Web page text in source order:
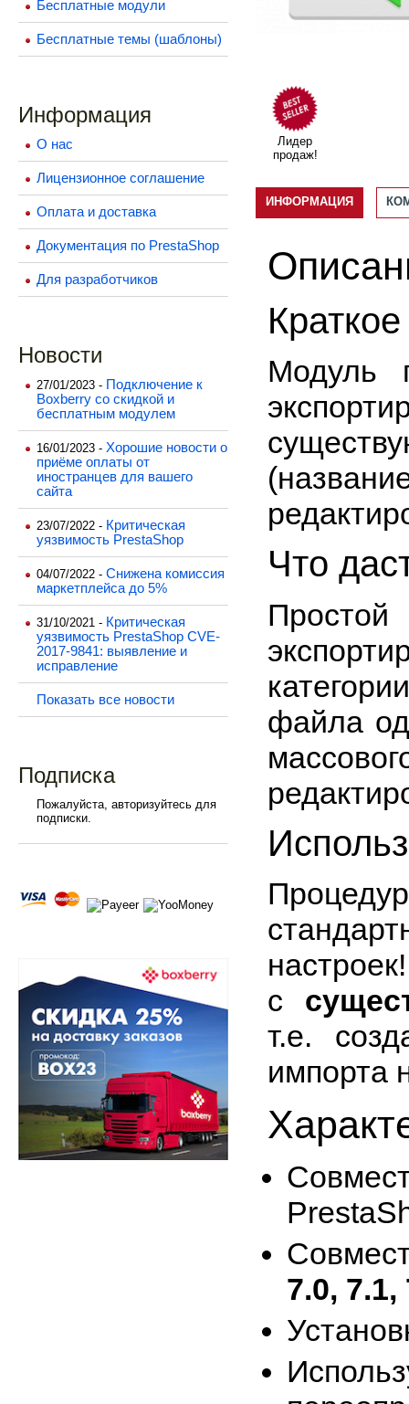
Бесплатные модули
Бесплатные темы (шаблоны)
Информация
О нас
Лицензионное соглашение
Оплата и доставка
Документация по PrestaShop
Для разработчиков
Новости
27/01/2023 - Подключение к
Boxberry со скидкой и
бесплатным модулем
16/01/2023 - Хорошие новости о
приёме оплаты от
иностранцев для вашего
сайта
23/07/2022 - Критическая
уязвимость PrestaShop
04/07/2022 - Снижена комиссия
маркетплейса до 5%
31/10/2021 - Критическая
уязвимость PrestaShop CVE-
2017-9841: выявление и
исправление
Показать все новости
Подписка
Пожалуйста, авторизуйтесь для
подписки.
Лидер
продаж!
ИНФОРМАЦИЯ
Модуль
Что
файла
с
т.е.
импорта
7.0, 7.1,